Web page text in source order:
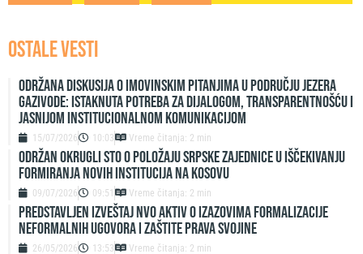
OSTALE VESTI
Održana diskusija o imovinskim pitanjima u području jezera
Gazivode: Istaknuta potreba za dijalogom, transparentnošću i
jasnijom institucionalnom komunikacijom
15/07/2026 10:03 Vreme čitanja: 2 min
ODRŽAN OKRUGLI STO O POLOŽAJU SRPSKE ZAJEDNICE U IŠČEKIVANJU
FORMIRANJA NOVIH INSTITUCIJA NA KOSOVU
09/07/2026 09:51 Vreme čitanja: 2 min
Predstavljen izveštaj NVO Aktiv o izazovima formalizacije
neformalnih ugovora i zaštite prava svojine
26/05/2026 13:53 Vreme čitanja: 2 min